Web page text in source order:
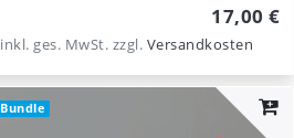
17,00 €
inkl. ges. MwSt. zzgl. Versandkosten
Bundle